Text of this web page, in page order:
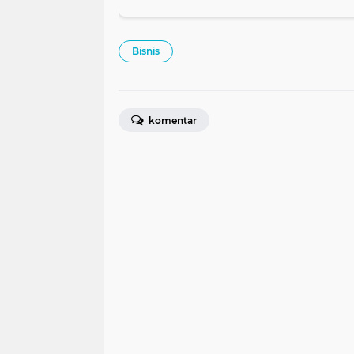
Bisnis
komentar